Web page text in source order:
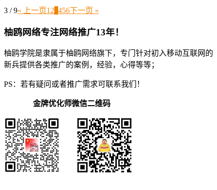
3 / 9« 上一页1 2 456下一页 »
柚鸥网络专注网络推广13年！
柚鸥学院是隶属于柚鸥网络旗下，专门针对初入移动互联网的
新兵提供各类推广的案例，经验，心得等等；
PS：若有疑问或者推广需求可联系我们！
金牌优化师微信二维码